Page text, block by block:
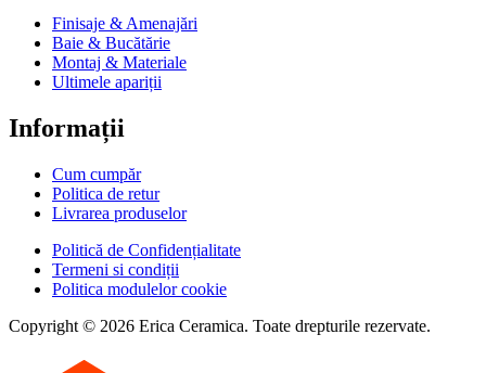
Finisaje & Amenajări
Baie & Bucătărie
Montaj & Materiale
Ultimele apariții
Informații
Cum cumpăr
Politica de retur
Livrarea produselor
Politică de Confidențialitate
Termeni si condiții
Politica modulelor cookie
Copyright © 2026 Erica Ceramica. Toate drepturile rezervate.